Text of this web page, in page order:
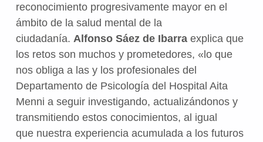
reconocimiento progresivamente mayor en el
ámbito de la salud mental de la
ciudadanía. Alfonso Sáez de Ibarra explica que
los retos son muchos y prometedores, «lo que
nos obliga a las y los profesionales del
Departamento de Psicología del Hospital Aita
Menni a seguir investigando, actualizándonos y
transmitiendo estos conocimientos, al igual
que nuestra experiencia acumulada a los futuros